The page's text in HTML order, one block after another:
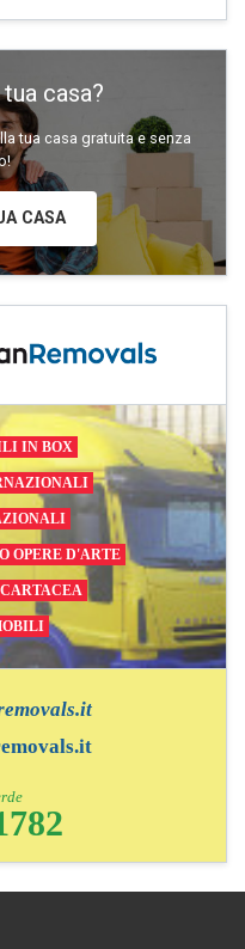
casa?
tua casa gratuita e senza
CASA
IN BOX
OPERE D'ARTE